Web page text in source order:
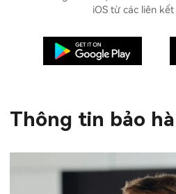
iOS từ các liên
Thông tin bảo